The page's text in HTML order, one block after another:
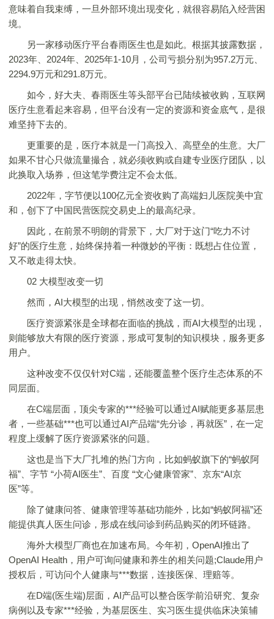
意味着自我束缚，一旦外部环境出现变化，就很容易陷入经营困
境。
另一家移动医疗平台春雨医生也是如此。根据其披露数据，
2023年、2024年、2025年1-10月，公司亏损分别为957.2万元、
2294.9万元和291.8万元。
如今，好大夫、春雨医生等头部平台已陆续被收购，互联网
医疗生意看起来容易，但平台没有一定的资源和资金底气，是很
难坚持下去的。
更重要的是，医疗本就是一门高投入、高壁垒的生意。大厂
如果不甘心只做流量撮合，就必须收购或自建专业医疗团队，以
此换取入场券，但这笔学费注定不会太低。
2022年，字节便以100亿元全资收购了高端妇儿医院美中宜
和，创下了中国民营医院交易史上的最高纪录。
因此，在前景不明朗的背景下，大厂对于这门“吃力不讨
好”的医疗生意，始终保持着一种微妙的平衡：既想占住位置，
又不敢走得太快。
02 大模型改变一切
然而，AI大模型的出现，悄然改变了这一切。
医疗资源紧张是全球都在面临的挑战，而AI大模型的出现，
则能够放大有限的医疗资源，形成可复制的知识模块，服务更多
用户。
这种改变不仅仅针对C端，还能覆盖整个医疗生态体系的不
同层面。
在C端层面，顶尖专家的***经验可以通过AI赋能更多基层患
者，一些基础***也可以通过AI产品端“先分诊，再就医”，在一定
程度上缓解了医疗资源紧张的问题。
这也是当下大厂扎堆的热门方向，比如蚂蚁旗下的“蚂蚁阿
福”、字节 “小荷AI医生”、百度 “文心健康管家”、京东“AI京
医”等。
除了健康问答、健康管理等基础功能外，比如“蚂蚁阿福”还
能提供真人医生问诊，形成在线问诊到药品购买的闭环链路。
海外大模型厂商也在加速布局。今年初，OpenAI推出了
OpenAI Health，用户可询问健康和养生的相关问题;Claude用户
授权后，可访问个人健康与***数据，连接医保、理赔等。
在D端(医生端)层面，AI产品可以整合医学前沿研究、复杂
病例以及专家***经验，为基层医生、实习医生提供临床决策辅